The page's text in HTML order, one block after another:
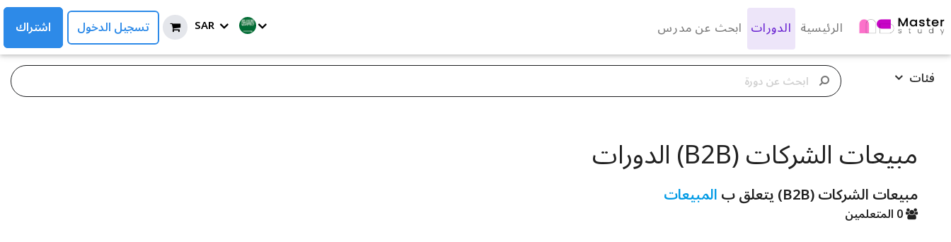
الرئيسية الدورات ابحث عن مدرس SAR تسجيل الدخول اشتراك
فئات
مبيعات الشركات (B2B) الدورات
مبيعات الشركات (B2B) يتعلق ب المبيعات